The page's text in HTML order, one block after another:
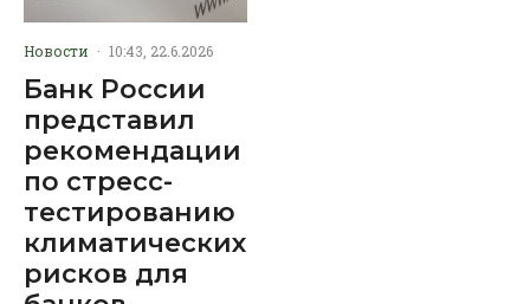
Новости · 10:43, 22.6.2026
Банк России
представил
рекомендации
по стресс-
тестированию
климатических
рисков для